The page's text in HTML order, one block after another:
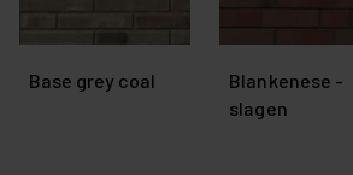
Base grey coal
Blankenese -
slagen